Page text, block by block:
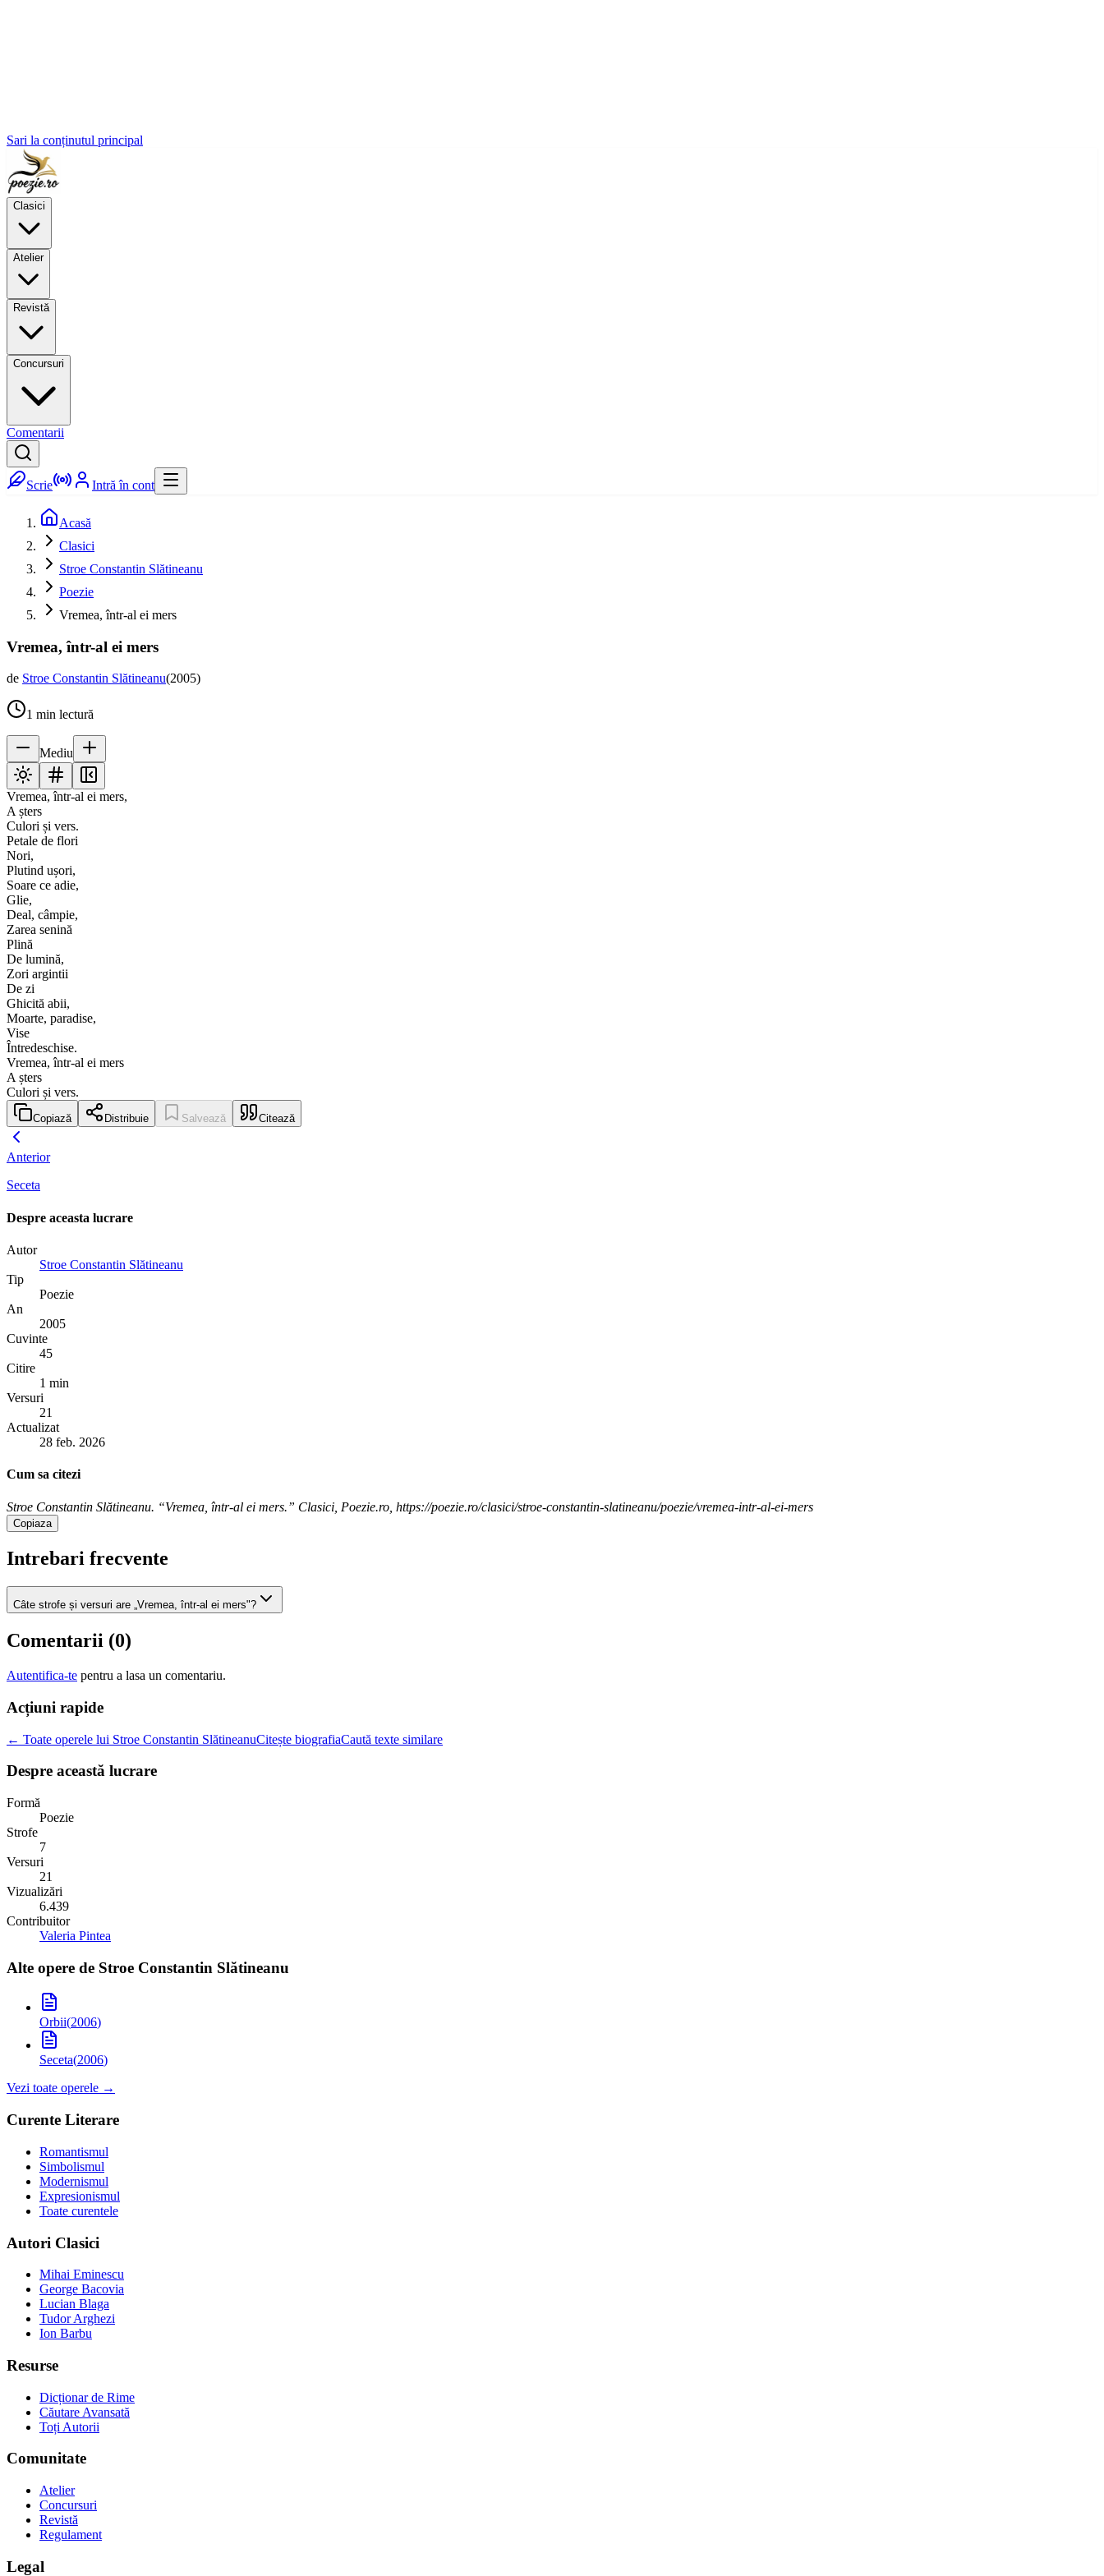
Sari la conținutul principal
Clasici
Atelier
Revistă
Concursuri
Comentarii
Scrie Intră în cont
Acasă
Clasici
Stroe Constantin Slătineanu
Poezie
Vremea, într-al ei mers
Vremea, într-al ei mers
de Stroe Constantin Slătineanu(2005)
1 min lectură
Mediu
Vremea, într-al ei mers,
A șters
Culori și vers.
Petale de flori
Nori,
Plutind ușori,
Soare ce adie,
Glie,
Deal, câmpie,
Zarea senină
Plină
De lumină,
Zori argintii
De zi
Ghicită abii,
Moarte, paradise,
Vise
Întredeschise.
Vremea, într-al ei mers
A șters
Culori și vers.
Copiază Distribuie Salvează Citează
Anterior
Seceta
Despre aceasta lucrare
Autor
Stroe Constantin Slătineanu
Tip
Poezie
An
2005
Cuvinte
45
Citire
1 min
Versuri
21
Actualizat
28 feb. 2026
Cum sa citezi
Stroe Constantin Slătineanu. “Vremea, într-al ei mers.” Clasici, Poezie.ro, https://poezie.ro/clasici/stroe-constantin-slatineanu/poezie/vremea-intr-al-ei-mers
Copiaza
Intrebari frecvente
Câte strofe și versuri are „Vremea, într-al ei mers"?
Comentarii (0)
Autentifica-te pentru a lasa un comentariu.
Acțiuni rapide
← Toate operele lui Stroe Constantin SlătineanuCitește biografiaCaută texte similare
Despre această lucrare
Formă
Poezie
Strofe
7
Versuri
21
Vizualizări
6.439
Contribuitor
Valeria Pintea
Alte opere de Stroe Constantin Slătineanu
Orbii(2006)
Seceta(2006)
Vezi toate operele →
Curente Literare
Romantismul
Simbolismul
Modernismul
Expresionismul
Toate curentele
Autori Clasici
Mihai Eminescu
George Bacovia
Lucian Blaga
Tudor Arghezi
Ion Barbu
Resurse
Dicționar de Rime
Căutare Avansată
Toți Autorii
Comunitate
Atelier
Concursuri
Revistă
Regulament
Legal